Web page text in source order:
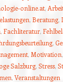
online.at,
, Beratung,
, Fachliteratur,
,
, Motivation,
Salzburg, Stress,
, Veranstaltungen